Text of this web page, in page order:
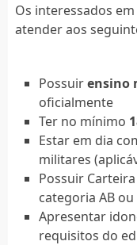
Os interessados
atender aos
Possuirensino
oficialmente
Ter no mínimo
Estar em dia
militares
Possuir
categoria AB
Apresentar
requisitos do